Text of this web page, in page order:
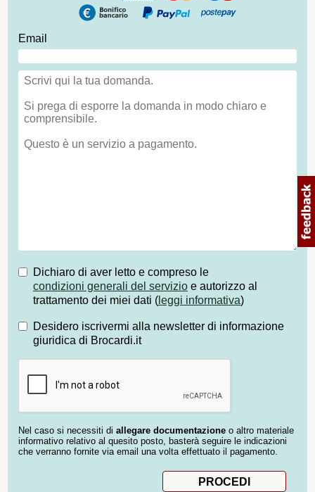
Email
Dichiaro di aver letto e compreso le
condizioni generali del servizio e autorizzo al
trattamento dei miei dati ( leggi informativa)
Desidero iscrivermi alla newsletter di informazione
giuridica di Brocardi.it
Nel caso si necessiti di allegare documentazione o altro materiale
informativo relativo al quesito posto, basterà seguire le indicazioni
che verranno fornite via email una volta effettuato il pagamento.